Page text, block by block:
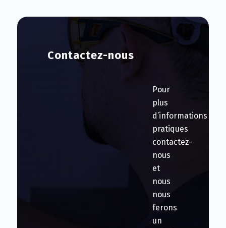
Contactez-nous
Pour
plus
d’informations
pratiques
contactez-
nous
et
nous
nous
ferons
un